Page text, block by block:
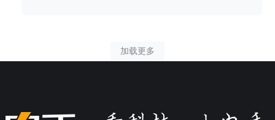
加载更多